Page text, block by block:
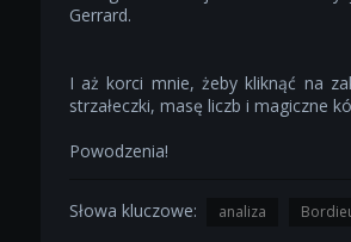
Gerrard.
I aż korci mnie, żeby kliknąć na
strzałeczki, masę liczb i magiczne
Powodzenia!
Słowa kluczowe: analiza